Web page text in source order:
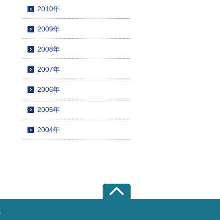
2010年
2009年
2008年
2007年
2006年
2005年
2004年